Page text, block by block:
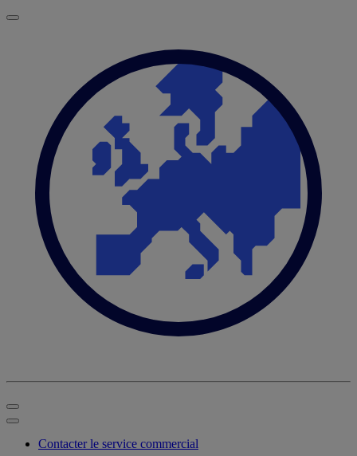
Contacter le service commercial